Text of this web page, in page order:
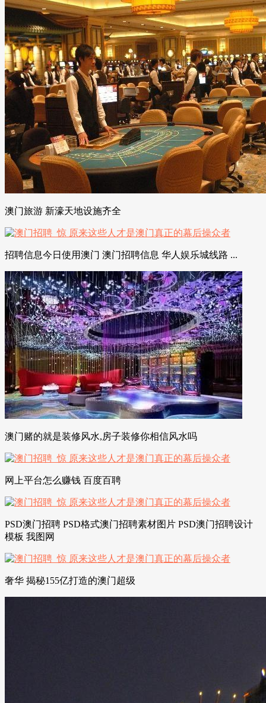
澳门旅游 新濠天地设施齐全
招聘信息今日使用澳门 澳门招聘信息 华人娱乐城线路 ...
澳门赌的就是装修风水,房子装修你相信风水吗
网上平台怎么赚钱 百度百聘
PSD澳门招聘 PSD格式澳门招聘素材图片 PSD澳门招聘设计
模板 我图网
奢华 揭秘155亿打造的澳门超级